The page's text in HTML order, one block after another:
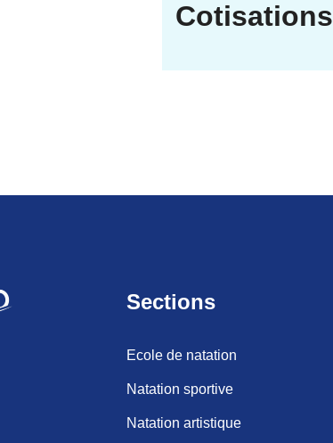
Cotisations
Sections
Ecole de natation
Natation sportive
Natation artistique